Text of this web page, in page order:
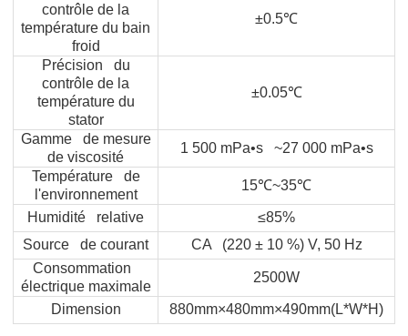
contrôle de la
température du bain
froid
±0.5℃
Précision du
contrôle de la
température du
stator
±0.05℃
Gamme de mesure
de viscosité
1 500 mPa•s ~27 000 mPa•s
Température de
l'environnement
15℃~35℃
Humidité relative
≤85%
Source de courant
CA (220 ± 10 %) V, 50 Hz
Consommation
électrique maximale
2500W
Dimension 880mm×480mm×490mm(L*W*H)